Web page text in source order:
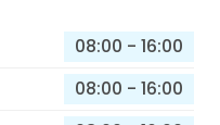
08:00 - 16:00
08:00 - 16:00